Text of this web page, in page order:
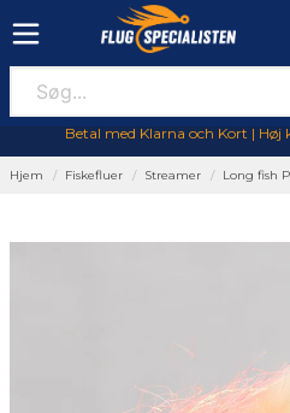
Betal med Klarna och Kort |
Hjem Fiskefluer Streamer Long fish